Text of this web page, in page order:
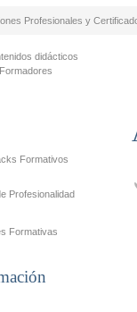
Profesionales y
didácticos
Formativos
Profesionalidad
Formativas